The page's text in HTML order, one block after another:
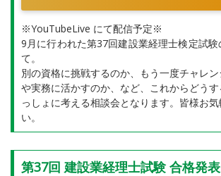
※YouTubeLive にて配信予定※
9月に行われた第37回建設業経理士検定試
て。
別の資格に挑戦するのか、もう一度チャレ
や実務に活かすのか、など、これからどう
っしょに考える相談会となります。皆様お
い。
第37回 建設業経理士試験 合格発